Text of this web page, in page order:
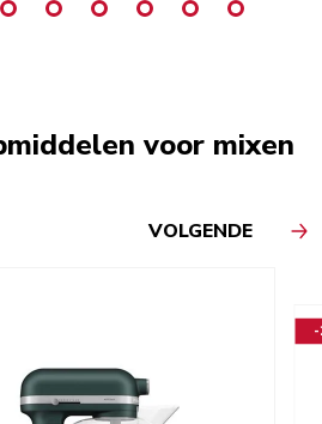
voor mixen
VOLGENDE
-